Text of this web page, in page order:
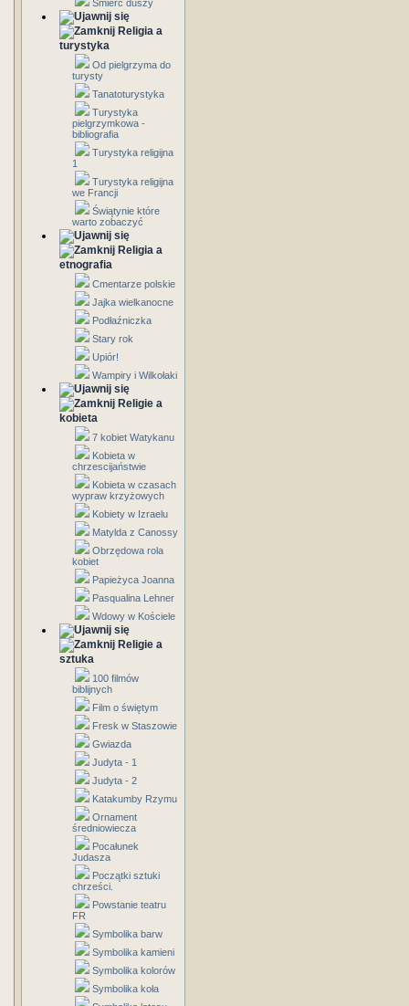
Śmierć duszy
Religia a
turystyka
Od pielgrzyma do
turysty
Tanatoturystyka
Turystyka
pielgrzymkowa -
bibliografia
Turystyka religijna
1
Turystyka religijna
we Francji
Świątynie które
warto zobaczyć
Religia a
etnografia
Cmentarze polskie
Jajka wielkanocne
Podłaźniczka
Stary rok
Upiór!
Wampiry i Wilkołaki
Religie a
kobieta
7 kobiet Watykanu
Kobieta w
chrzescijaństwie
Kobieta w czasach
wypraw krzyżowych
Kobiety w Izraelu
Matylda z Canossy
Obrzędowa rola
kobiet
Papieżyca Joanna
Pasqualina Lehner
Wdowy w Kościele
Religie a
sztuka
100 filmów
biblijnych
Film o świętym
Fresk w Staszowie
Gwiazda
Judyta - 1
Judyta - 2
Katakumby Rzymu
Ornament
średniowiecza
Pocałunek
Judasza
Początki sztuki
chrześci.
Powstanie teatru
FR
Symbolika barw
Symbolika kamieni
Symbolika kolorów
Symbolika koła